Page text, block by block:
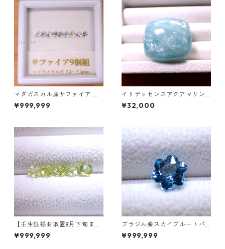
マダガスカル産サファイア ル
ース 9個組 2.4～2.5mm
¥999,999
イリデッセンスアクアマリン 1
27.5ct 32.0mm*29.0mm*15.
7mm
¥32,000
【壬生狼様お取置8月下旬ま
で】マダガスカル産スフェー
ン ラウンドカットルース 0.45
¥999,999
ブラジル産スカイブルートパ
ーズ スノーフレークカットル
ース 1.5ct 7.0mm*7.0mm*4.
¥999,999